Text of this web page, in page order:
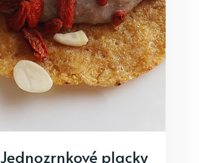
Jednozrnkové placky